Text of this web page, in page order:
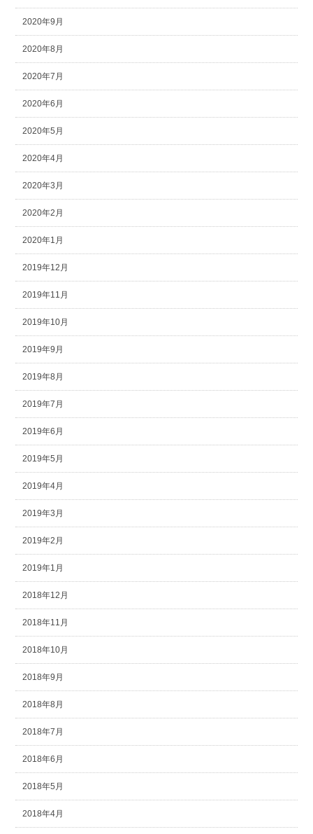
2020年9月
2020年8月
2020年7月
2020年6月
2020年5月
2020年4月
2020年3月
2020年2月
2020年1月
2019年12月
2019年11月
2019年10月
2019年9月
2019年8月
2019年7月
2019年6月
2019年5月
2019年4月
2019年3月
2019年2月
2019年1月
2018年12月
2018年11月
2018年10月
2018年9月
2018年8月
2018年7月
2018年6月
2018年5月
2018年4月